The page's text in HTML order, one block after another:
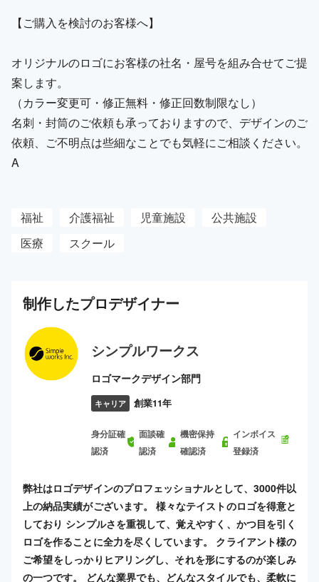
【ご購入を検討のお客様へ】
オリジナルのロゴにお客様の社名・屋号を組み合せてご提
案します。
（カラー変更可・修正無料・修正回数制限なし）
名刺・封筒のご依頼も承っておりますので、デザインのご
依頼、ご不明点は些細なことでも気軽にご相談ください。
A
福祉 介護福祉 児童施設
公共施設
医療
スクール
制作したプロデザイナー
シンプルワークス
ロゴマークデザイン部門
キャリア 創業11年
身分証確
認済
面談確
認済
機密保持
確認済
インボイス
登録済
弊社はロゴデザインのプロフェッショナルとして、3000件以
上の納品実績がございます。 様々なテイストのロゴを得意と
しており シンプルさを重視して、覚えやすく、かつ目を引く
ロゴを作ることに全力を尽くしています。 クライアント様の
ご希望をしっかりヒアリングし、それを形にするのが楽しみ
の一つです。 どんな業界でも、どんなスタイルでも、柔軟に